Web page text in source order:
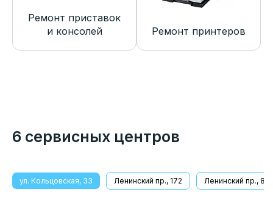
Ремонт приставок
и консолей
Ремонт принтеров
6 сервисных центров
ул. Кольцовская, 33 Ленинский пр., 172 Ленинский пр., 8/1